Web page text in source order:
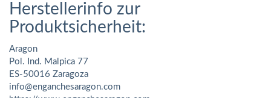
Herstellerinfo zur
Produktsicherheit:
Aragon
Pol. Ind. Malpica 77
ES-50016 Zaragoza
info@enganchesaragon.com